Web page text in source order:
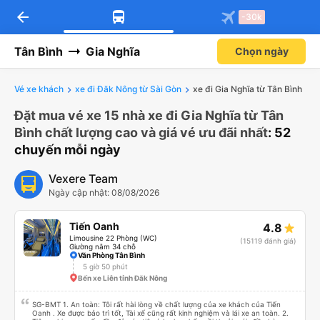
arrow_back -30k
Tân Bình Gia Nghĩa Chọn ngày
Vé xe khách xe đi Đăk Nông từ Sài Gòn xe đi Gia Nghĩa từ Tân Bình
Đặt mua vé xe 15 nhà xe đi Gia Nghĩa từ Tân
Bình chất lượng cao và giá vé ưu đãi nhất: 52
chuyến mỗi ngày
Vexere Team
Ngày cập nhật: 08/08/2026
Tiến Oanh
Limousine 22 Phòng (WC)
Giường nằm 34 chỗ
4.8
(15119 đánh giá)
Văn Phòng Tân Bình
5 giờ 50 phút
Bến xe Liên tỉnh Đăk Nông
SG-BMT 1. An toàn: Tôi rất hài lòng về chất lượng của xe khách của Tiến
Oanh . Xe được bảo trì tốt, Tài xế cũng rất kinh nghiệm và lái xe an toàn. 2.